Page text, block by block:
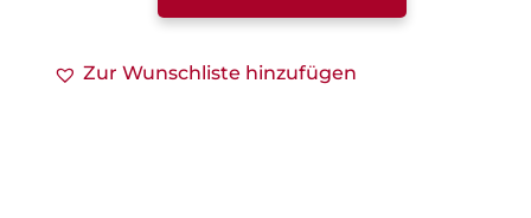
Zur Wunschliste hinzufügen